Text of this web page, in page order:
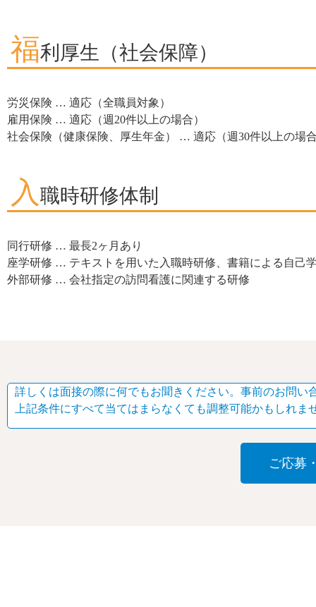
福利厚生（社会保障）
労災保険 … 適応（全職員対象）
雇用保険 … 適応（週20件以上の場合）
社会保険（健康保険、厚生年金） … 適応（週30件以上の場合
入 職時研修体制
同行研修 … 最長2ヶ月あり
座学研修 … テキストを用いた入職時研修、書籍による自己
外部研修 … 会社指定の訪問看護に関連する研修
詳しくは面接の際に何でもお聞きください。事前のお問い
上記条件にすべて当てはまらなくても調整可能かもしれま
ご応募